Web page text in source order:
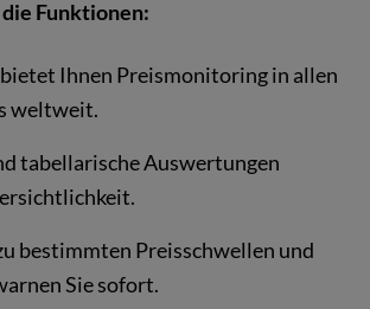
Funktionen:
Ihnen Preismonitoring in allen
weltweit.
tabellarische Auswertungen
bestimmten Preisschwellen und
Sie sofort.